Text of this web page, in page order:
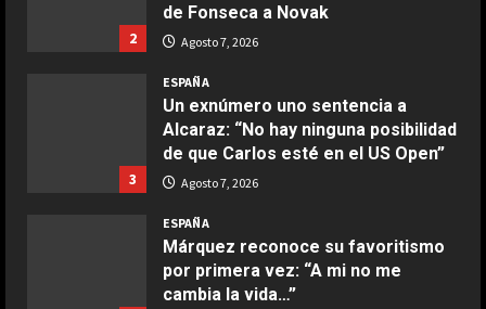
2
de Fonseca a Novak
Agosto 7, 2026
3
ESPAÑA
Un exnúmero uno sentencia a
Alcaraz: “No hay ninguna posibilidad
de que Carlos esté en el US Open”
Agosto 7, 2026
ESPAÑA
Márquez reconoce su favoritismo
por primera vez: “A mi no me
cambia la vida…”
COCINA
Boquerones fritos en freidora de
aire
Aprile 24, 2026
Buñuelos de alcachofas
Aprile 5, 2026